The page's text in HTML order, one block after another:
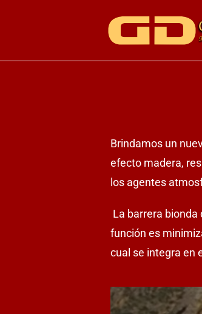
Brindamos un
efecto madera,
los agentes
La barrera
función es
cual se integra en